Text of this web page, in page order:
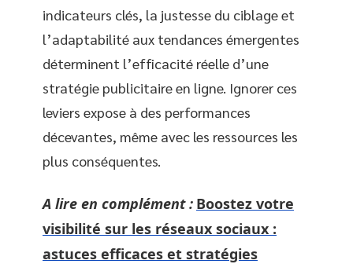
indicateurs clés, la justesse du ciblage et
l’adaptabilité aux tendances émergentes
déterminent l’efficacité réelle d’une
stratégie publicitaire en ligne. Ignorer ces
leviers expose à des performances
décevantes, même avec les ressources les
plus conséquentes.
A lire en complément : Boostez votre
visibilité sur les réseaux sociaux :
astuces efficaces et stratégies